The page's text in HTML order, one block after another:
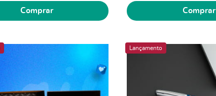
Comprar Comprar
Lançamento